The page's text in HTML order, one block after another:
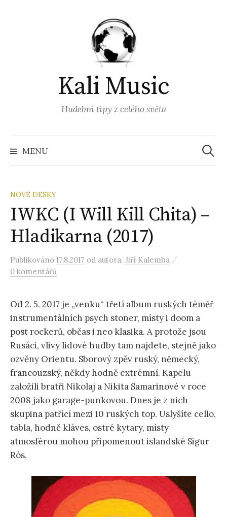
Kali Music
Hudební tipy z celého světa
MENU
NOVÉ DESKY
IWKC (I Will Kill Chita) –
Hladikarna (2017)
Publikováno 17.8.2017 od autora: Jiří Kalemba /
0 komentářů
Od 2. 5. 2017 je „venku“ třetí album ruských téměř
instrumentálních psych stoner, místy i doom a
post rockerů, občas i neo klasika. A protože jsou
Rusáci, vlivy lidové hudby tam najdete, stejně jako
ozvěny Orientu. Sborový zpěv ruský, německý,
francouzský, někdy hodně extrémní. Kapelu
založili bratři Nikolaj a Nikita Samarinové v roce
2008 jako garage-punkovou. Dnes je z nich
skupina patřící mezi 10 ruských top. Uslyšíte cello,
tabla, hodně kláves, ostré kytary, místy
atmosférou mohou připomenout islandské Sigur
Rós.